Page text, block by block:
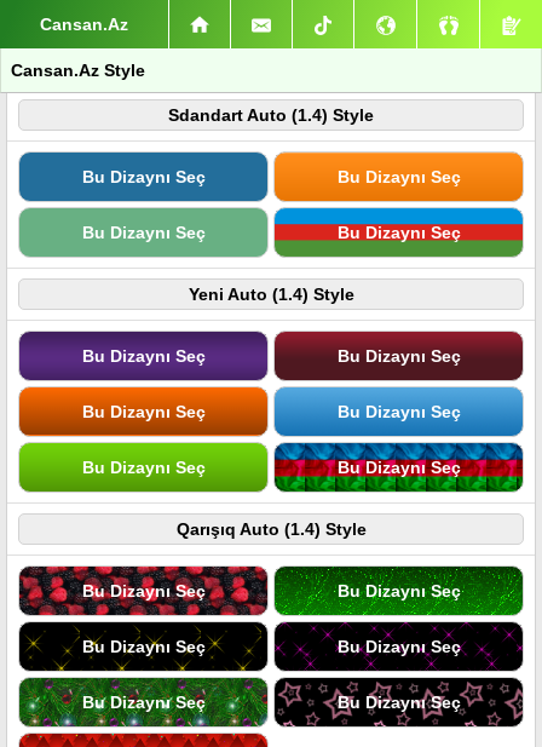
Cansan.Az
Cansan.Az Style
Sdandart Auto (1.4) Style
Bu Dizaynı Seç Bu Dizaynı Seç
Bu Dizaynı Seç Bu Dizaynı Seç
Yeni Auto (1.4) Style
Bu Dizaynı Seç Bu Dizaynı Seç
Bu Dizaynı Seç Bu Dizaynı Seç
Bu Dizaynı Seç Bu Dizaynı Seç
Qarışıq Auto (1.4) Style
Bu Dizaynı Seç Bu Dizaynı Seç
Bu Dizaynı Seç Bu Dizaynı Seç
Bu Dizaynı Seç Bu Dizaynı Seç